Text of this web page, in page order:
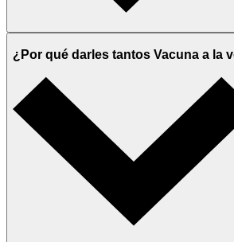
¿Por qué darles tantos Vacuna a la